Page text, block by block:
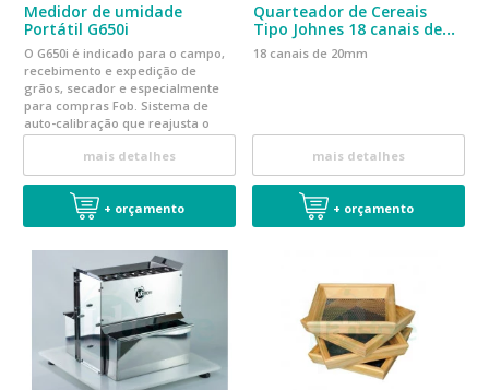
Medidor de umidade
Portátil G650i
O G650i é indicado para o campo,
recebimento e expedição de
grãos, secador e especialmente
para compras Fob. Sistema de
auto-calibração que reajusta o
equipamento a cada medida.
mais detalhes
+ orçamento
Quarteador de Cereais
Tipo Johnes 18 canais de
20mm Conforme Norma
RAS2025
18 canais de 20mm
mais detalhes
+ orçamento